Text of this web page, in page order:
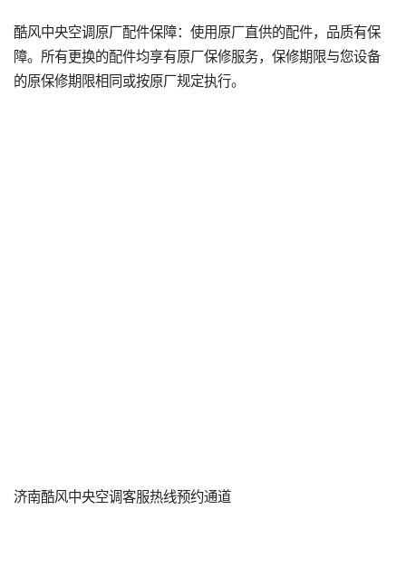
酷风中央空调原厂配件保障：使用原厂直供的配件，品质有保
障。所有更换的配件均享有原厂保修服务，保修期限与您设备
的原保修期限相同或按原厂规定执行。
济南酷风中央空调客服热线预约通道